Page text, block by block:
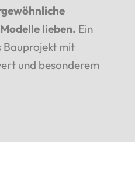
lieben. Ein
Bauprojekt mit
und besonderem